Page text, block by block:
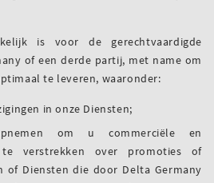
is voor de gerechtvaardigde
of een derde partij, met name om
te leveren, waaronder:
in onze Diensten;
om u commerciële en
te verstrekken over promoties of
of Diensten die door Delta Germany